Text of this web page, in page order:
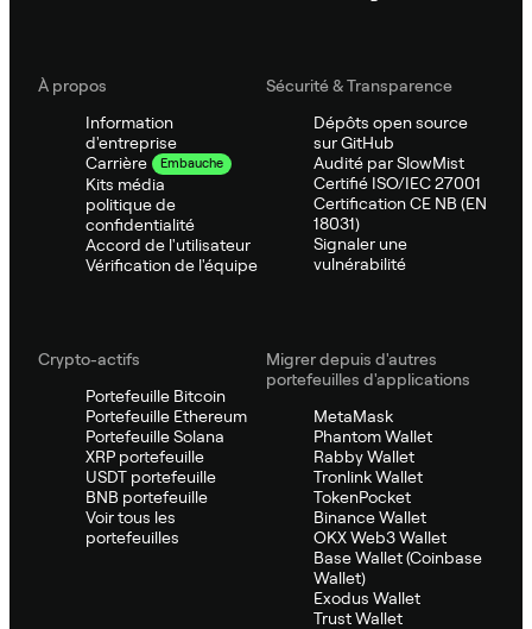
À propos
Information
d'entreprise
Carrière
Embauche
Kits média
politique de
confidentialité
Accord de l'utilisateur
Vérification de l'équipe
Sécurité & Transparence
Dépôts open source
sur GitHub
Audité par SlowMist
Certifié ISO/IEC 27001
Certification CE NB (EN
18031)
Signaler une
vulnérabilité
Crypto-actifs
Portefeuille Bitcoin
Portefeuille Ethereum
Portefeuille Solana
XRP portefeuille
USDT portefeuille
BNB portefeuille
Voir tous les
portefeuilles
Migrer depuis d'autres
portefeuilles d'applications
MetaMask
Phantom Wallet
Rabby Wallet
Tronlink Wallet
TokenPocket
Binance Wallet
OKX Web3 Wallet
Base Wallet (Coinbase
Wallet)
Exodus Wallet
Trust Wallet